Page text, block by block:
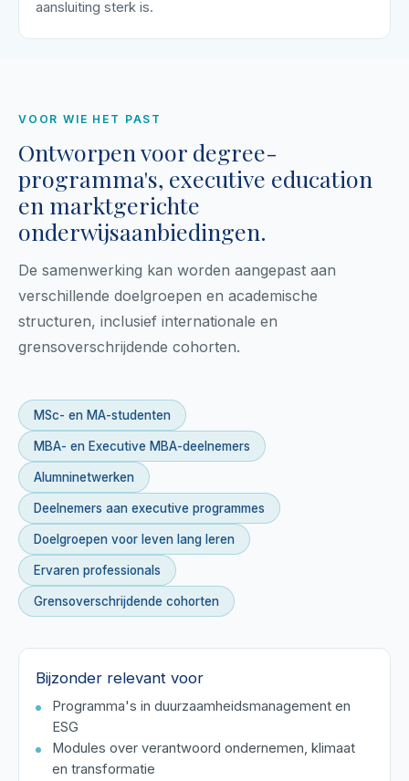
aansluiting sterk is.
VOOR WIE HET PAST
Ontworpen voor degree-
programma's, executive education
en marktgerichte
onderwijsaanbiedingen.
De samenwerking kan worden aangepast aan
verschillende doelgroepen en academische
structuren, inclusief internationale en
grensoverschrijdende cohorten.
MSc- en MA-studenten
MBA- en Executive MBA-deelnemers
Alumninetwerken
Deelnemers aan executive programmes
Doelgroepen voor leven lang leren
Ervaren professionals
Grensoverschrijdende cohorten
Bijzonder relevant voor
Programma's in duurzaamheidsmanagement en
ESG
Modules over verantwoord ondernemen, klimaat
en transformatie